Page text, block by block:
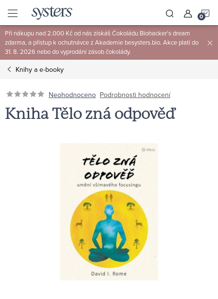
obsah
Při nákupu nad 2.000 Kč od nás získáš Čokoládu Biohacker's dream
zdarma, a přístup k ochutnávce z Akademie besysters.bio. Akce platí do
31. 8. 2026 nebo do vyprodání zásob čokolády.
Knihy a e-booky
Neohodnoceno Podrobnosti hodnocení
Kniha Tělo zná odpověď